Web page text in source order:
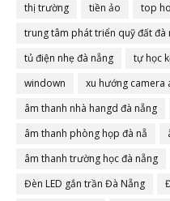
thị trường
tiền ảo top
trung tâm phát triển quỹ đất đà
tủ điện nhẹ đà nẵng
tự học
windown
xu hướng camera
âm thanh nhà hangd đà nẵng
âm thanh phòng họp đà nẵ
âm thanh trường học đà nẵng
Đèn LED gắn trần Đà Nẵng